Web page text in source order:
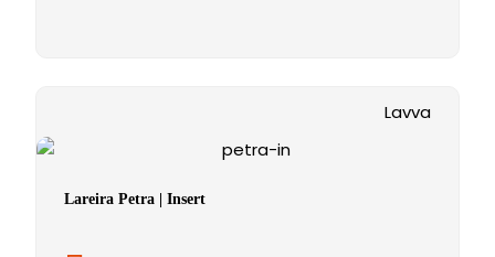
Lareira Petra | Insert
Lavva